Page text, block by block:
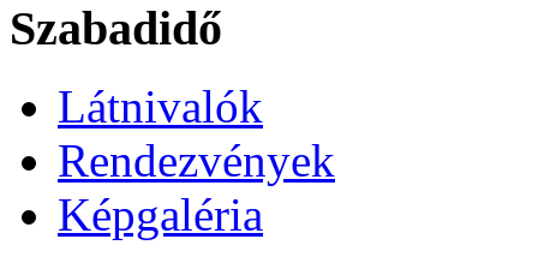
Szabadidő
Látnivalók
Rendezvények
Képgaléria